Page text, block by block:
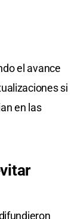
el avance
si
en las